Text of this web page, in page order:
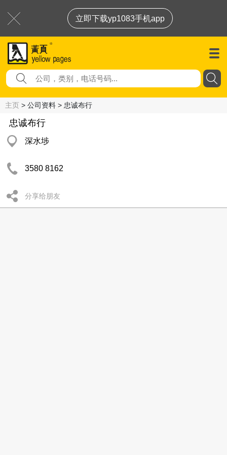
立即下载yp1083手机app
主页 > 公司资料 > 忠诚布行
忠诚布行
深水埗
3580 8162
分享给朋友